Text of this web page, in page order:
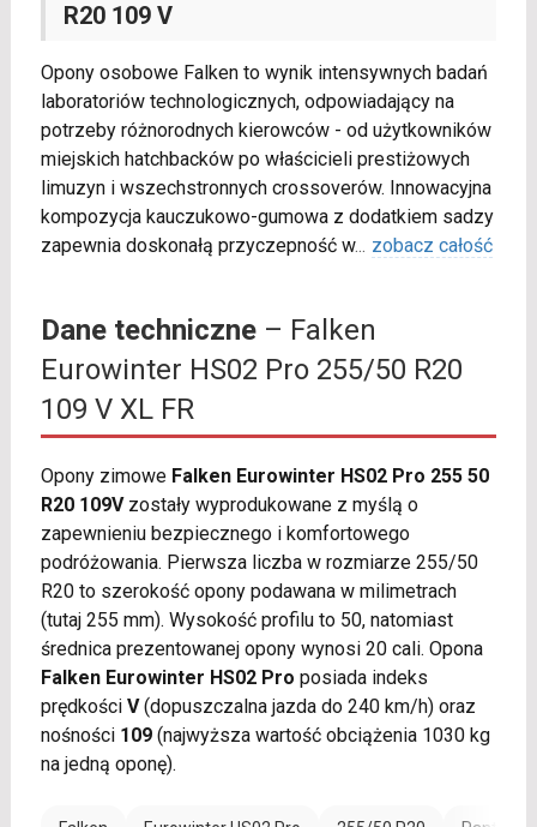
R20 109 V
Opony osobowe Falken to wynik intensywnych badań
laboratoriów technologicznych, odpowiadający na
potrzeby różnorodnych kierowców - od użytkowników
miejskich hatchbacków po właścicieli prestiżowych
limuzyn i wszechstronnych crossoverów. Innowacyjna
kompozycja kauczukowo-gumowa z dodatkiem sadzy
zapewnia doskonałą przyczepność w... zobacz całość
Dane techniczne– Falken
Eurowinter HS02 Pro 255/50 R20
109 V XL FR
Opony zimowe Falken Eurowinter HS02 Pro 255 50
R20 109Vzostały wyprodukowane z myślą o
zapewnieniu bezpiecznego i komfortowego
podróżowania. Pierwsza liczba w rozmiarze 255/50
R20 to szerokość opony podawana w milimetrach
(tutaj 255 mm). Wysokość profilu to 50, natomiast
średnica prezentowanej opony wynosi 20 cali. Opona
Falken Eurowinter HS02 Pro posiada indeks
prędkości V(dopuszczalna jazda do 240 km/h) oraz
nośności 109(najwyższa wartość obciążenia 1030 kg
na jedną oponę).